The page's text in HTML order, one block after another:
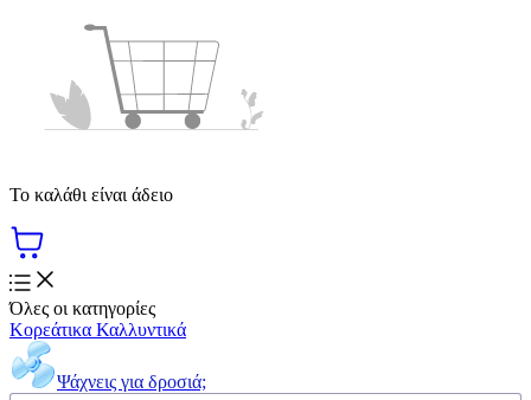
Το καλάθι είναι άδειο
Όλες οι κατηγορίες
Κορεάτικα Καλλυντικά
Ψάχνεις για δροσιά;